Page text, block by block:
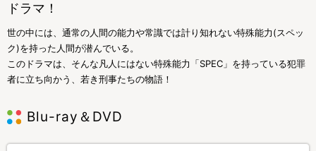
ドラマ！
世の中には、通常の人間の能力や常識では計り知れない特殊能力(スペッ
ク)を持った人間が潜んでいる。
このドラマは、そんな凡人にはない特殊能力「SPEC」を持っている犯罪
者に立ち向かう、若き刑事たちの物語！
Blu-ray＆DVD